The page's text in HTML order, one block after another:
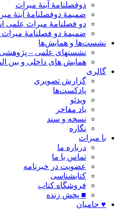
دوفصلنامۀ آینۀ میراث
ضمیمۀ دوفصلنامۀ آینۀ
دو فصلنامۀ میراث علمی
ضمیمۀ دو فصلنامۀ میراث
نشست‌ها و همایش‌ها
نشستهای علمی – پژوهشی
همایش های داخلی و بین
گالری
گزارش تصویری
پادکست‌ها
ویدئو
یاد مفاخر
نسخه و سند
نگاره
با میراث
درباره ما
تماس با ما
عضویت در خبرنامه
کتابشناسی
فروشگاه کتاب
■ پخش زنده
♥ حامیان